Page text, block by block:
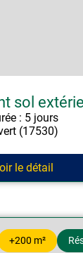
sol
: 5 jours
(17530)
le détail
+200 m²